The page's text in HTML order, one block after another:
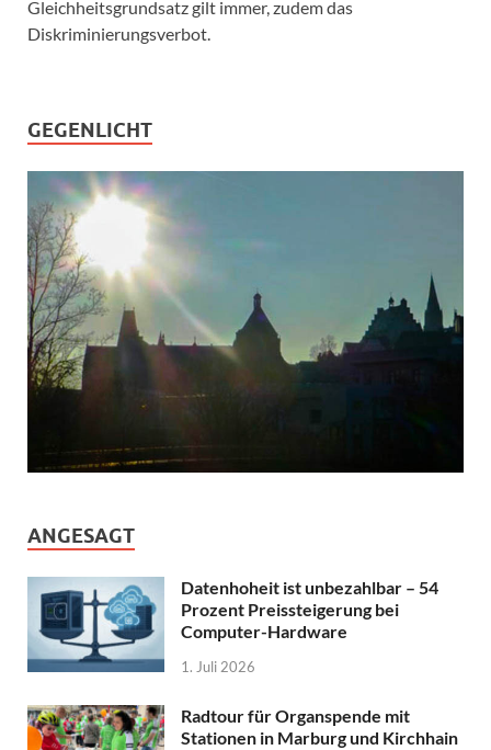
Gleichheitsgrundsatz gilt immer, zudem das
Diskriminierungsverbot.
GEGENLICHT
ANGESAGT
Datenhoheit ist unbezahlbar – 54
Prozent Preissteigerung bei
Computer-Hardware
1. Juli 2026
Radtour für Organspende mit
Stationen in Marburg und Kirchhain